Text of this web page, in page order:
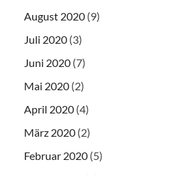
August 2020 (9)
Juli 2020 (3)
Juni 2020 (7)
Mai 2020 (2)
April 2020 (4)
März 2020 (2)
Februar 2020 (5)